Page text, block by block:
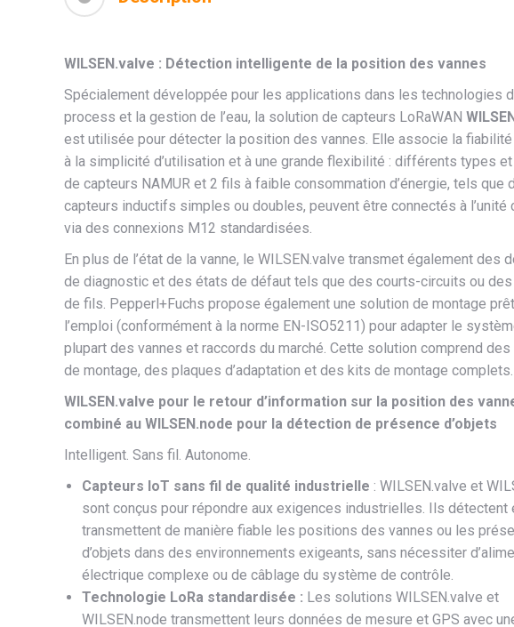
WILSEN.valve : Détection intelligente de la position des vannes
Spécialement développée pour les applications dans les technologies
process et la gestion de l’eau, la solution de capteurs LoRaWAN
est utilisée pour détecter la position des vannes. Elle associe la
à la simplicité d’utilisation et à une grande flexibilité : différents types
de capteurs NAMUR et 2 fils à faible consommation d’énergie, tels que
capteurs inductifs simples ou doubles, peuvent être connectés à l’unité
via des connexions M12 standardisées.
En plus de l’état de la vanne, le WILSEN.valve transmet également des
de diagnostic et des états de défaut tels que des courts-circuits ou des
de fils. Pepperl+Fuchs propose également une solution de montage
l’emploi (conformément à la norme EN-ISO5211) pour adapter le
plupart des vannes et raccords du marché. Cette solution comprend
de montage, des plaques d’adaptation et des kits de montage complets.
WILSEN.valve pour le retour d’information sur la position des
combiné au WILSEN.node pour la détection de présence d’objets
Intelligent. Sans fil. Autonome.
Capteurs IoT sans fil de qualité industrielle : WILSEN.valve et
sont conçus pour répondre aux exigences industrielles. Ils détectent
transmettent de manière fiable les positions des vannes ou les
d’objets dans des environnements exigeants, sans nécessiter
électrique complexe ou de câblage du système de contrôle.
Technologie LoRa standardisée : Les solutions WILSEN.valve et
WILSEN.node transmettent leurs données de mesure et GPS avec